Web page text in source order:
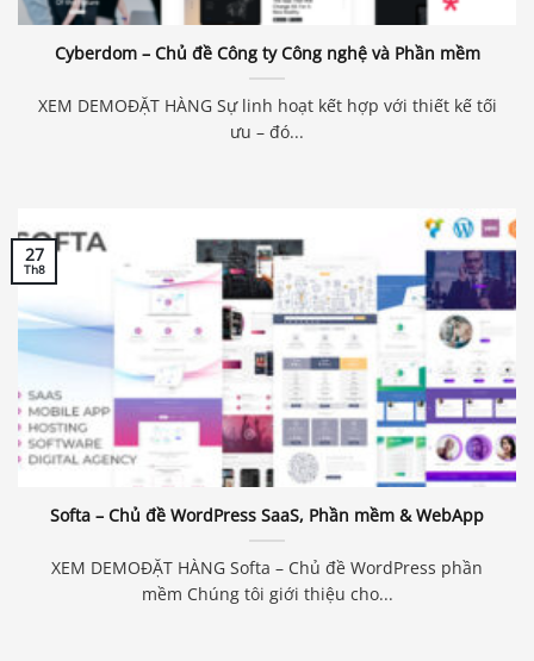
Cyberdom – Chủ đề Công ty Công nghệ và Phần mềm
XEM DEMOĐẶT HÀNG Sự linh hoạt kết hợp với thiết kế tối
ưu – đó...
Softa – Chủ đề WordPress SaaS, Phần mềm & WebApp
XEM DEMOĐẶT HÀNG Softa – Chủ đề WordPress phần
mềm Chúng tôi giới thiệu cho...
27
Th8